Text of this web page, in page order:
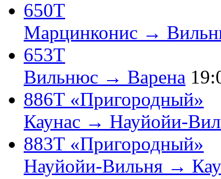
650Т
Марцинконис →
653Т
Вильнюс → Варена
886Т «Пригородный»
Каунас → Науйойи-
883Т «Пригородный»
Науйойи-Вильня →